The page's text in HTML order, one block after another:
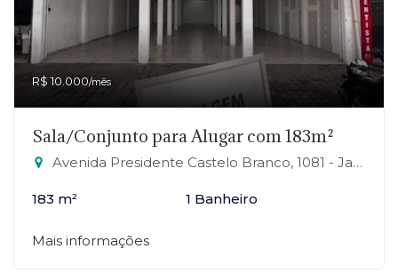
R$ 10.000/mês
Sala/Conjunto para Alugar com 183m²
Avenida Presidente Castelo Branco, 1081 - Jardim Zaira, Mauá-SP
183 m² 1 Banheiro
Mais informações